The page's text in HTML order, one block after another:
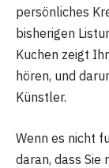
persönliches
bisherigen
Kuchen zeigt
hören, und
Künstler.
Wenn es nicht
daran, dass Sie